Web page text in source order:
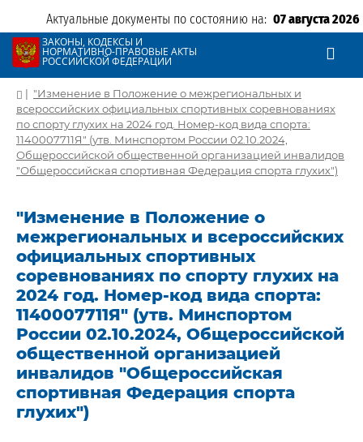
Актуальные документы по состоянию на: 07 августа 2026
ЗАКОНЫ, КОДЕКСЫ И
НОРМАТИВНО-ПРАВОВЫЕ АКТЫ
РОССИЙСКОЙ ФЕДЕРАЦИИ
| "Изменение в Положение о межрегиональных и
всероссийских официальных спортивных соревнованиях
по спорту глухих на 2024 год. Номер-код вида спорта:
1140007711Я" (утв. Минспортом России 02.10.2024,
Общероссийской общественной организацией инвалидов
"Общероссийская спортивная Федерация спорта глухих")
"Изменение в Положение о
межрегиональных и всероссийских
официальных спортивных
соревнованиях по спорту глухих на
2024 год. Номер-код вида спорта:
1140007711Я" (утв. Минспортом
России 02.10.2024, Общероссийской
общественной организацией
инвалидов "Общероссийская
спортивная Федерация спорта
глухих")